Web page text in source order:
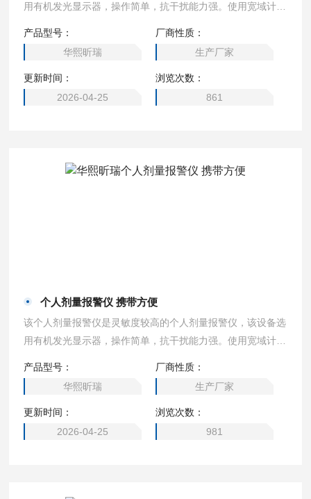
用有机发光显示器，操作简单，抗干扰能力强。使用宽域计数
即发出警报提醒工作人员注意安全。设备指标符合国家标准及
国际标准，是辐射监测行业个体监测剂量仪。 个人剂量报警
仪 厂家直售
产品型号：
华熙昕瑞
厂商性质：
生产厂家
更新时间：
2026-04-25
浏览次数：
861
个人剂量报警仪 携带方便
该个人剂量报警仪是灵敏度较高的个人剂量报警仪，该设备选
用有机发光显示器，操作简单，抗干扰能力强。使用宽域计数
即发出警报提醒工作人员注意安全。设备指标符合国家标准及
国际标准，是辐射监测行业个体监测剂量仪。 个人剂量报警
仪 携带方便
产品型号：
华熙昕瑞
厂商性质：
生产厂家
更新时间：
2026-04-25
浏览次数：
981